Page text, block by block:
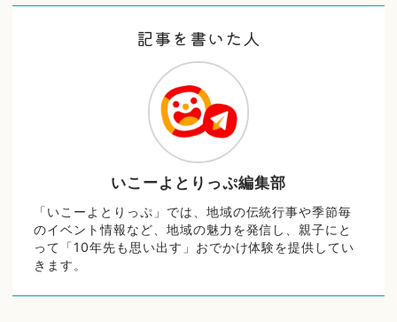
記事を書いた人
いこーよとりっぷ編集部
「いこーよとりっぷ」では、地域の伝統行事や季節毎
のイベント情報など、地域の魅力を発信し、親子にと
って「10年先も思い出す」おでかけ体験を提供してい
きます。